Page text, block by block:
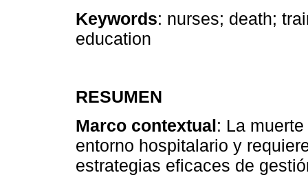
Keywords: nurses; death;
education
RESUMEN
Marco contextual: La
entorno hospitalario y
estrategias eficaces de